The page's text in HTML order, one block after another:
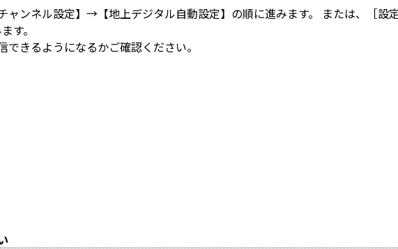
ャンネル設定】→【地上デジタル自動設定】の順に進みます。 または、［
す。
きるようになるかご確認ください。